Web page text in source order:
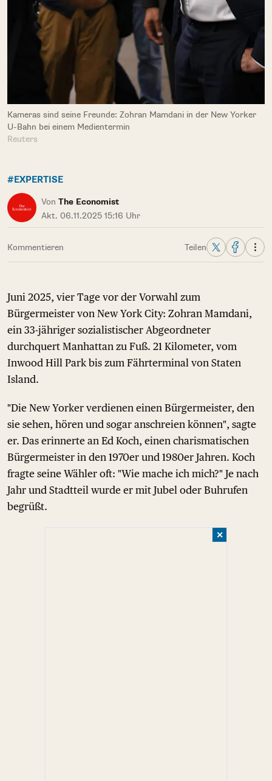
Kameras sind seine Freunde: Zohran Mamdani in der New Yorker
U-Bahn bei einem Medientermin
Reuters
#EXPERTISE
Von The Economist
Akt. 06.11.2025 15:16 Uhr
Kommentieren Teilen
Juni 2025, vier Tage vor der Vorwahl zum
Bürgermeister von New York City: Zohran Mamdani,
ein 33-jähriger sozialistischer Abgeordneter
durchquert Manhattan zu Fuß. 21 Kilometer, vom
Inwood Hill Park bis zum Fährterminal von Staten
Island.
"Die New Yorker verdienen einen Bürgermeister, den
sie sehen, hören und sogar anschreien können", sagte
er. Das erinnerte an Ed Koch, einen charismatischen
Bürgermeister in den 1970er und 1980er Jahren. Koch
fragte seine Wähler oft: "Wie mache ich mich?" Je nach
Jahr und Stadtteil wurde er mit Jubel oder Buhrufen
begrüßt.
✕